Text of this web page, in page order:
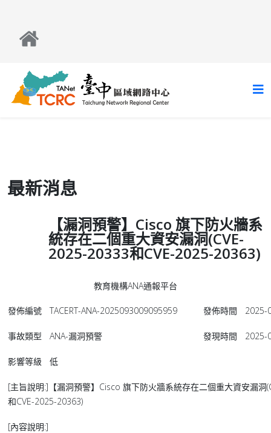
最新消息
【漏洞預警】Cisco 旗下防火牆系
統存在二個重大資安漏洞(CVE-
2025-20333和CVE-2025-20363)
教育機構ANA通報平台
發佈編號 TACERT-ANA-2025093009095959 發佈時間 2025-
事故類型 ANA-漏洞預警 發現時間 2025-
影響等級 低
[主旨說明:]【漏洞預警】Cisco 旗下防火牆系統存在二個重大資安漏洞
和CVE-2025-20363)
[內容說明:]